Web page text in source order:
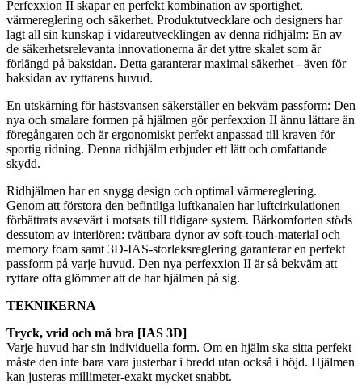
Perfexxion II skapar en perfekt kombination av sportighet,
värmereglering och säkerhet. Produktutvecklare och designers har
lagt all sin kunskap i vidareutvecklingen av denna ridhjälm: En av
de säkerhetsrelevanta innovationerna är det yttre skalet som är
förlängd på baksidan. Detta garanterar maximal säkerhet - även för
baksidan av ryttarens huvud.
En utskärning för hästsvansen säkerställer en bekväm passform: Den
nya och smalare formen på hjälmen gör perfexxion II ännu lättare än
föregångaren och är ergonomiskt perfekt anpassad till kraven för
sportig ridning. Denna ridhjälm erbjuder ett lätt och omfattande
skydd.
Ridhjälmen har en snygg design och optimal värmereglering.
Genom att förstora den befintliga luftkanalen har luftcirkulationen
förbättrats avsevärt i motsats till tidigare system. Bärkomforten stöds
dessutom av interiören: tvättbara dynor av soft-touch-material och
memory foam samt 3D-IAS-storleksreglering garanterar en perfekt
passform på varje huvud. Den nya perfexxion II är så bekväm att
ryttare ofta glömmer att de har hjälmen på sig.
TEKNIKERNA
Tryck, vrid och må bra [IAS 3D]
Varje huvud har sin individuella form. Om en hjälm ska sitta perfekt
måste den inte bara vara justerbar i bredd utan också i höjd. Hjälmen
kan justeras millimeter-exakt mycket snabbt.